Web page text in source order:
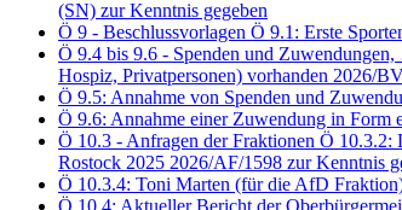
(SN) zur Kenntnis gegeben
Ö 9 - Beschlussvorlagen Ö 9.1: Erste
Ö 9.4 bis 9.6 - Spenden und
Hospiz, Privatpersonen) vorhanden 2026/
Ö 9.5: Annahme von Spenden und
Ö 9.6: Annahme einer Zuwendung in Form
Ö 10.3 - Anfragen der Fraktionen Ö 10.3.2:
Rostock 2025 2026/AF/1598 zur Kenntnis
Ö 10.3.4: Toni Marten (für die AfD
Ö 10.4: Aktueller Bericht der